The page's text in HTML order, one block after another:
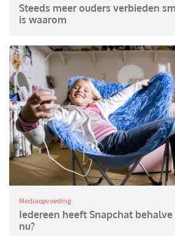
Steeds meer ouders verbieden
is waarom
Mediaopvoeding
Iedereen heeft Snapchat
nu?